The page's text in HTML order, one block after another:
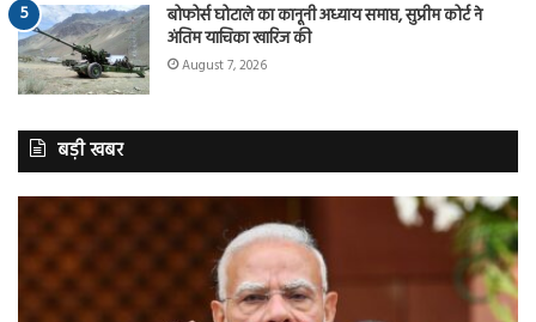
बोफोर्स घोटाले का कानूनी अध्याय समाप्त, सुप्रीम कोर्ट ने
अंतिम याचिका खारिज की
August 7, 2026
बड़ी खबर